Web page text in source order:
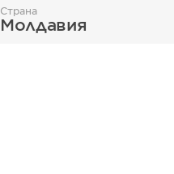
Страна
Молдавия